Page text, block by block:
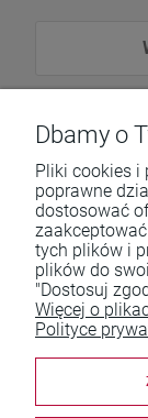
Dbamy o
Pliki cookies i
poprawne
dostosować
tych plików i
plików do
"Dostosuj
Więcej o
Polityce